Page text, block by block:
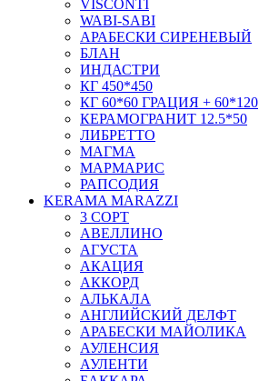
VISCONTI
WABI-SABI
АРАБЕСКИ СИРЕНЕВЫЙ
БЛАН
ИНДАСТРИ
КГ 450*450
КГ 60*60 ГРАЦИЯ + 60*120
КЕРАМОГРАНИТ 12.5*50
ЛИБРЕТТО
МАГМА
МАРМАРИС
РАПСОДИЯ
KERAMA MARAZZI
3 СОРТ
АВЕЛЛИНО
АГУСТА
АКАЦИЯ
АККОРД
АЛЬКАЛА
АНГЛИЙСКИЙ ДЕЛФТ
АРАБЕСКИ МАЙОЛИКА
АУЛЕНСИЯ
АУЛЕНТИ